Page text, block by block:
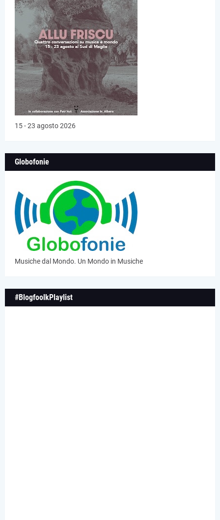
15 - 23 agosto 2026
Globofonie
Musiche dal Mondo. Un Mondo in Musiche
#BlogfoolkPlaylist